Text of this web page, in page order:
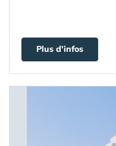
Plus d'infos